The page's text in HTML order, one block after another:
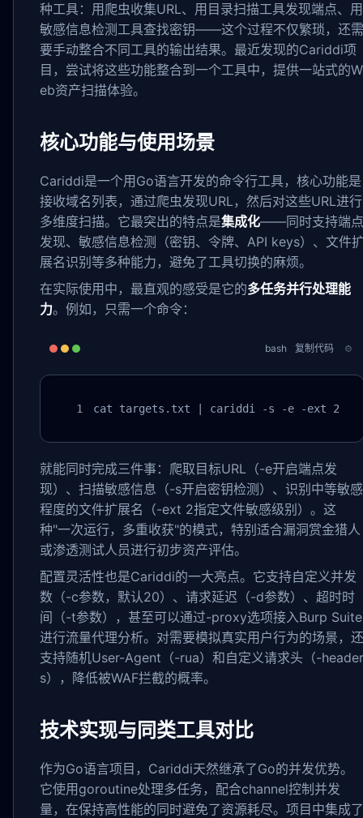
种工具：用爬虫收集URL、用目录扫描工具发现端点、用
敏感信息检测工具查找密钥——这个过程不仅繁琐，还需
要手动整合不同工具的输出结果。最近发现的Cariddi项
目，尝试将这些功能整合到一个工具中，提供一站式的W
eb资产扫描体验。
核心功能与使用场景
Cariddi是一个用Go语言开发的命令行工具，核心功能是
接收域名列表，通过爬虫发现URL，然后对这些URL进行
多维度扫描。它最突出的特点是集成化——同时支持端点
发现、敏感信息检测（密钥、令牌、API keys）、文件
展名识别等多种能力，避免了工具切换的麻烦。
在实际使用中，最直观的感受是它的多任务并行处理能
力。例如，只需一个命令：
bash 复制代码
cat targets.txt | cariddi -s -e -ext 2
就能同时完成三件事：爬取目标URL（-e开启端点发
现）、扫描敏感信息（-s开启密钥检测）、识别中等敏感
程度的文件扩展名（-ext 2指定文件敏感级别）。这
种"一次运行，多重收获"的模式，特别适合漏洞赏金猎人
或渗透测试人员进行初步资产评估。
配置灵活性也是Cariddi的一大亮点。它支持自定义并发
数（-c参数，默认20）、请求延迟（-d参数）、超时时
间（-t参数），甚至可以通过-proxy选项接入Burp Suite
进行流量代理分析。对需要模拟真实用户行为的场景，还
支持随机User-Agent（-rua）和自定义请求头（-header
s），降低被WAF拦截的概率。
技术实现与同类工具对比
作为Go语言项目，Cariddi天然继承了Go的并发优势。
它使用goroutine处理多任务，配合channel控制并发
量，在保持高性能的同时避免了资源耗尽。项目中集成了